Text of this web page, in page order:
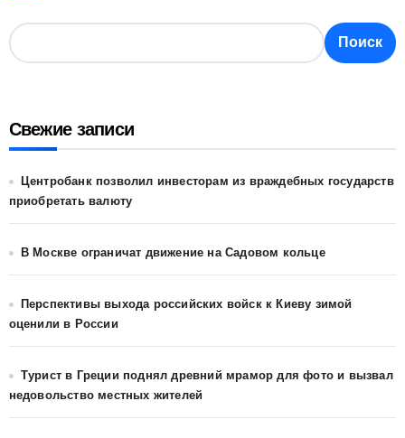
Поиск
Свежие записи
Центробанк позволил инвесторам из враждебных государств
приобретать валюту
В Москве ограничат движение на Садовом кольце
Перспективы выхода российских войск к Киеву зимой
оценили в России
Турист в Греции поднял древний мрамор для фото и вызвал
недовольство местных жителей